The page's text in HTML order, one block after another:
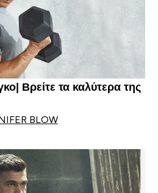
Βρείτε τα καλύτερα της
BLOW